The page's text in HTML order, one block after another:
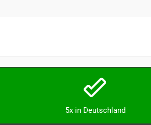
5x in Deutschland